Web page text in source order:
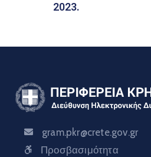
2023.
gram.pkr@crete.gov.gr
Προσβασιμότητα